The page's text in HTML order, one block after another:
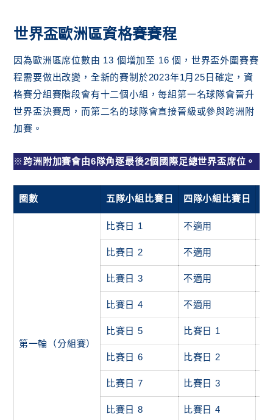
世界盃歐洲區資格賽賽程
因為歐洲區席位數由 13 個增加至 16 個，世界盃外圍賽賽
程需要做出改變，全新的賽制於2023年1月25日確定，資
格賽分組賽階段會有十二個小組，每組第一名球隊會晉升
世界盃決賽周，而第二名的球隊會直接晉級或參與跨洲附
加賽。
※ 跨洲附加賽會由6隊角逐最後2個國際足總世界盃席位。
圈數 五隊小組比賽日 四隊小組比賽日
第一輪（分組賽）
比賽日 1 不適用
比賽日 2 不適用
比賽日 3 不適用
比賽日 4 不適用
比賽日 5 比賽日 1
比賽日 6 比賽日 2
比賽日 7 比賽日 3
比賽日 8 比賽日 4